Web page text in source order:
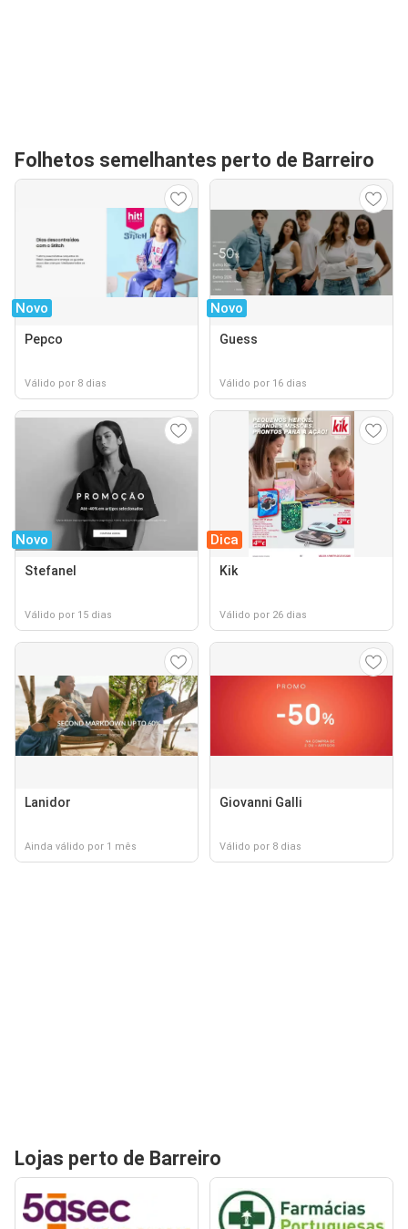
Folhetos semelhantes perto de Barreiro
Novo
Pepco
Válido por 8 dias
Novo
Guess
Válido por 16 dias
Novo
Stefanel
Válido por 15 dias
Dica
Kik
Válido por 26 dias
Lanidor
Ainda válido por 1 mês
Giovanni Galli
Válido por 8 dias
Lojas perto de Barreiro